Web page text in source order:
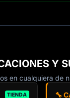
Y
en cualquiera de
TIENDA 🔧